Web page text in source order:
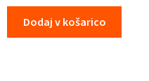
Dodaj v košarico